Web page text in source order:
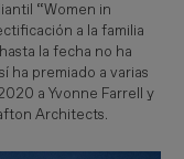
“Women in
a la familia
la fecha no ha
ha premiado a varias
a Yvonne Farrell y
Architects.